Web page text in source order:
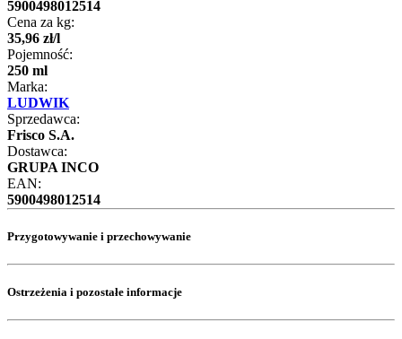
5900498012514
Cena za kg:
35,96 zł/l
Pojemność:
250 ml
Marka:
LUDWIK
Sprzedawca:
Frisco S.A.
Dostawca:
GRUPA INCO
EAN:
5900498012514
Przygotowywanie i przechowywanie
Ostrzeżenia i pozostałe informacje